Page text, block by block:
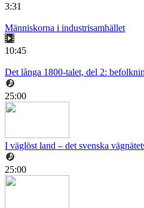
3:31
Människorna i industrisamhället
10:45
Det långa 1800-talet, del 2:
25:00
I väglöst land – det svenska
25:00